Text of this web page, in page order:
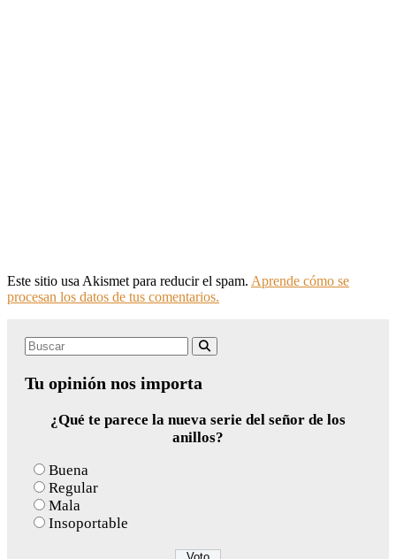
Este sitio usa Akismet para reducir el spam. Aprende cómo se
procesan los datos de tus comentarios.
Search
Tu opinión nos importa
¿Qué te parece la nueva serie del señor de los
anillos?
Buena
Regular
Mala
Insoportable